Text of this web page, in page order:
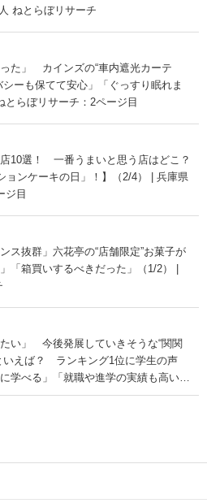
ねとらぼリサーチ
った」 カインズの“車内遮光カーテ
ーも保てて安心」「ぐっすり眠れま
とらぼリサーチ：2ページ目
10選！ 一番うまいと思う店はどこ？
ョンケーキの日」！】（2/4） | 兵庫県
ジ目
ス抜群」六花亭の“店舗限定”お菓子が
「箱買いするべきだった」（1/2） |
たい」 今後発展していきそうな“関関
いえば？ ランキング1位に学生の声
学べる」「就職や進学の実績も高い」